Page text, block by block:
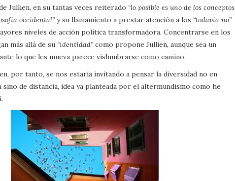
Jullien, en su tantas veces reiterado “lo posible es uno de los conceptos
occidental” y su llamamiento a prestar atención a los “todavía no”
niveles de acción política transformadora. Concentrarse en los
más allá de su “identidad” como propone Jullien, aunque sea un
lo que les mueva parece vislumbrarse como camino.
por tanto, se nos estaría invitando a pensar la diversidad no en
de distancia, idea ya planteada por el altermundismo como he